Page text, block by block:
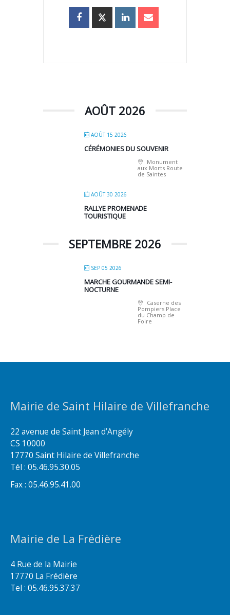
AOÛT 2026
AOÛT 15 2026
CÉRÉMONIES DU SOUVENIR
Monument
aux Morts Route
de Saintes
AOÛT 30 2026
RALLYE PROMENADE
TOURISTIQUE
SEPTEMBRE 2026
SEP 05 2026
MARCHE GOURMANDE SEMI-
NOCTURNE
Caserne des
Pompiers Place
du Champ de
Foire
Mairie de Saint Hilaire de Villefranche
22 avenue de Saint Jean d’Angély
CS 10000
17770 Saint Hilaire de Villefranche
Tél : 05.46.95.30.05
Fax : 05.46.95.41.00
Mairie de La Frédière
4 Rue de la Mairie
17770 La Frédière
Tel : 05.46.95.37.37